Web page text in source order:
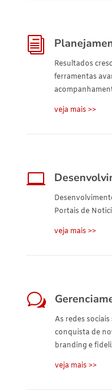
i
Resultados
ferramentas
veja mais >>

Portais de
veja mais >>
w
As redes
conquista de
branding e
veja mais >>